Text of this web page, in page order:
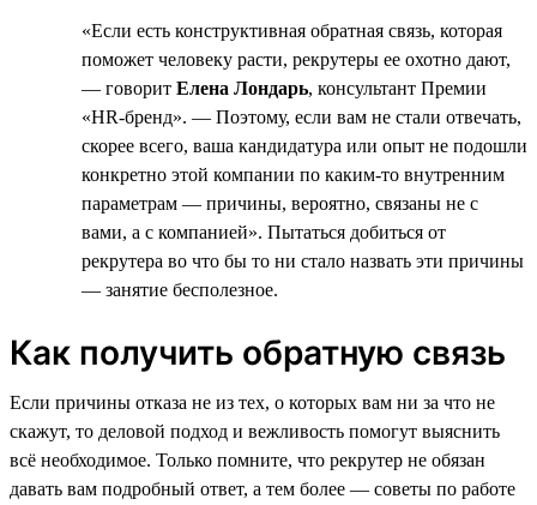
«Если есть конструктивная обратная связь, которая
поможет человеку расти, рекрутеры ее охотно дают,
— говорит Елена Лондарь, консультант Премии
«HR-бренд». — Поэтому, если вам не стали отвечать,
скорее всего, ваша кандидатура или опыт не подошли
конкретно этой компании по каким-то внутренним
параметрам — причины, вероятно, связаны не с
вами, а с компанией». Пытаться добиться от
рекрутера во что бы то ни стало назвать эти причины
— занятие бесполезное.
Как получить обратную связь
Если причины отказа не из тех, о которых вам ни за что не
скажут, то деловой подход и вежливость помогут выяснить
всё необходимое. Только помните, что рекрутер не обязан
давать вам подробный ответ, а тем более — советы по работе